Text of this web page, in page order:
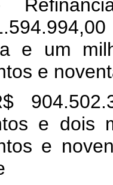
e um
e
e dois
e